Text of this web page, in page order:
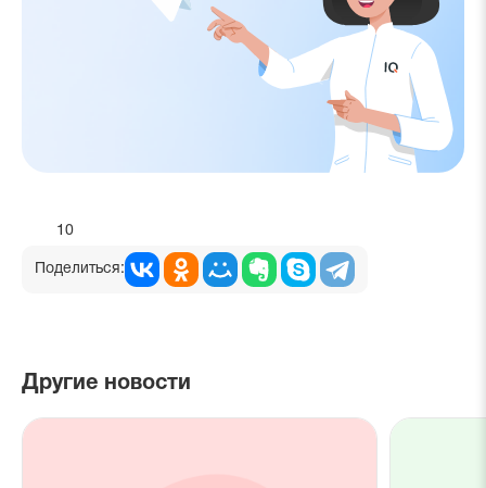
10
Поделиться:
Другие новости